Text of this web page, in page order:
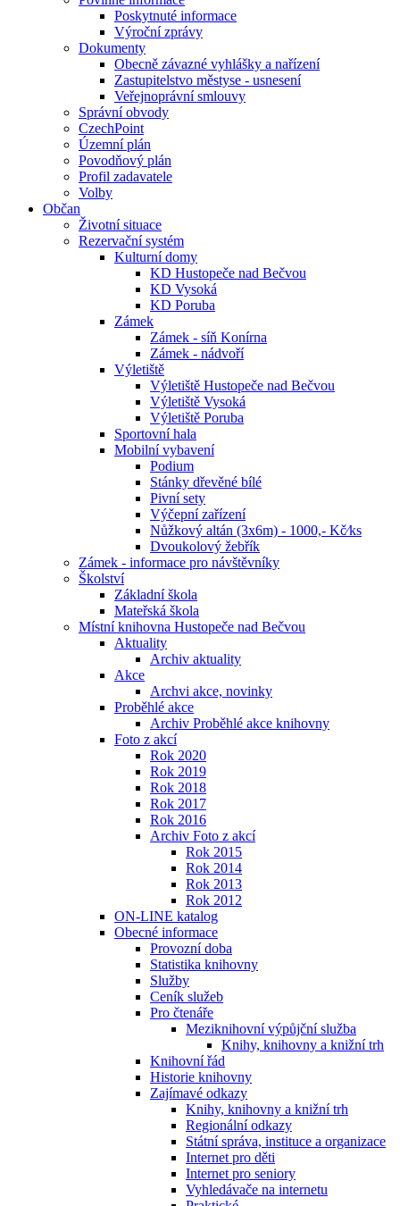
Poskytnuté informace
Výroční zprávy
Dokumenty
Obecně závazné vyhlášky a nařízení
Zastupitelstvo městyse - usnesení
Veřejnoprávní smlouvy
Správní obvody
CzechPoint
Územní plán
Povodňový plán
Profil zadavatele
Volby
Občan
Životní situace
Rezervační systém
Kulturní domy
KD Hustopeče nad Bečvou
KD Vysoká
KD Poruba
Zámek
Zámek - síň Konírna
Zámek - nádvoří
Výletiště
Výletiště Hustopeče nad Bečvou
Výletiště Vysoká
Výletiště Poruba
Sportovní hala
Mobilní vybavení
Podium
Stánky dřevěné bílé
Pivní sety
Výčepní zařízení
Nůžkový altán (3x6m) - 1000,- Kč⁄ks
Dvoukolový žebřík
Zámek - informace pro návštěvníky
Školství
Základní škola
Mateřská škola
Místní knihovna Hustopeče nad Bečvou
Aktuality
Archiv aktuality
Akce
Archvi akce, novinky
Proběhlé akce
Archiv Proběhlé akce knihovny
Foto z akcí
Rok 2020
Rok 2019
Rok 2018
Rok 2017
Rok 2016
Archiv Foto z akcí
Rok 2015
Rok 2014
Rok 2013
Rok 2012
ON-LINE katalog
Obecné informace
Provozní doba
Statistika knihovny
Služby
Ceník služeb
Pro čtenáře
Meziknihovní výpůjční služba
Knihy, knihovny a knižní trh
Knihovní řád
Historie knihovny
Zajímavé odkazy
Knihy, knihovny a knižní trh
Regionální odkazy
Státní správa, instituce a organizace
Internet pro děti
Internet pro seniory
Vyhledávače na internetu